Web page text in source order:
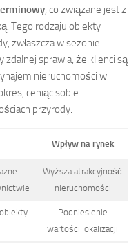
, co związane jest z
Tego rodzaju obiekty
zwłaszcza w sezonie
sprawia, że klienci są
nieruchomości w
ceniąc sobie
przyrody.
Wpływ na rynek
Wyższa atrakcyjność
nieruchomości
Podniesienie
wartości lokalizacji